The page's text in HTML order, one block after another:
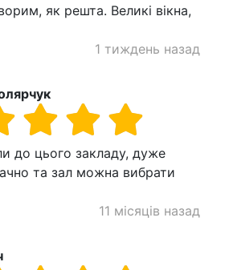
як решта. Великі вікна,
1 тиждень назад
до цього закладу, дуже
та зал можна вибрати
11 місяців назад